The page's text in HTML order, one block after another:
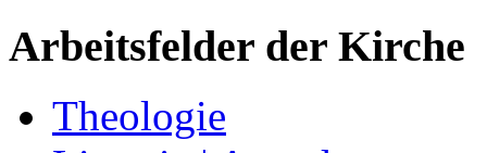
Arbeitsfelder der Kirche
Theologie